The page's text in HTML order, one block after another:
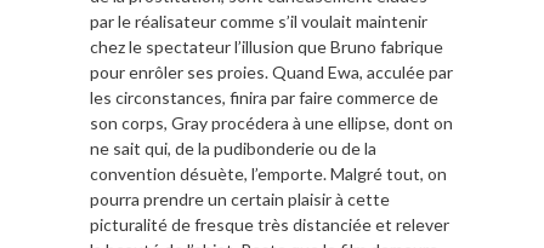
par le réalisateur comme s’il voulait maintenir
chez le spectateur l’illusion que Bruno fabrique
pour enrôler ses proies. Quand Ewa, acculée par
les circonstances, finira par faire commerce de
son corps, Gray procédera à une ellipse, dont on
ne sait qui, de la pudibonderie ou de la
convention désuète, l’emporte. Malgré tout, on
pourra prendre un certain plaisir à cette
picturalité de fresque très distanciée et relever